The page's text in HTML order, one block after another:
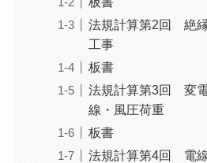
法規計算第2回 絶
工事
板書
法規計算第3回 変
線・風圧荷重
板書
法規計算第4回 電